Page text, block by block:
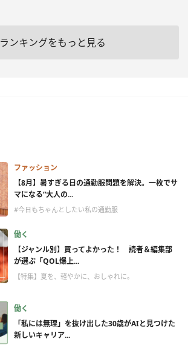
ランキングをもっと見る
ファッション
【8月】暑すぎる日の通勤服問題を解決。一枚でサ
マになる“大人の...
#今日もちゃんとしたい私の通勤服
働く
【ジャンル別】買ってよかった！ 読者＆編集部
が選ぶ「QOL爆上...
【特集】夏を、軽やかに、おしゃれに。
働く
「私には無理」を抜け出した30歳がAIと見つけた
新しいキャリア...